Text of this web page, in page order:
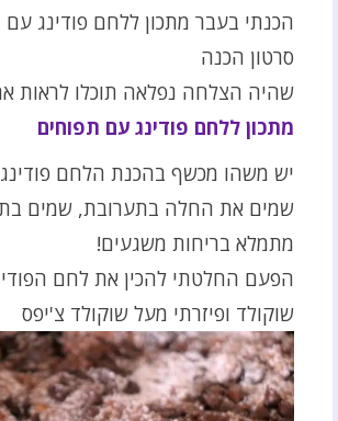
הכנתי בעבר מתכון ללחם פודינג
סרטון הכנה
שהיה הצלחה נפלאה תוכלו לראות
מתכון ללחם פודינג עם תפוחים
יש משהו מכשף בהכנת הלחם
שמים את החלה בתערובת, שמים
מתמלא בריחות משגעים!
הפעם החלטתי להכין את לחם
שוקולד ופיזרתי מעל שוקולד צ'יפס